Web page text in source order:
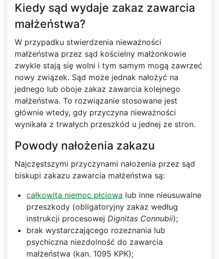
Kiedy sąd wydaje zakaz zawarcia
małżeństwa?
W przypadku stwierdzenia nieważności
małżeństwa przez sąd kościelny małżonkowie
zwykle stają się wolni i tym samym mogą zawrzeć
nowy związek. Sąd może jednak nałożyć na
jednego lub oboje zakaz zawarcia kolejnego
małżeństwa. To rozwiązanie stosowane jest
głównie wtedy, gdy przyczyna nieważności
wynikała z trwałych przeszkód u jednej ze stron.
Powody nałożenia zakazu
Najczęstszymi przyczynami nałożenia przez sąd
biskupi zakazu zawarcia małżeństwa są:
całkowita niemoc płciowa lub inne nieusuwalne
przeszkody (obligatoryjny zakaz według
instrukcji procesowej Dignitas Connubii);
brak wystarczającego rozeznania lub
psychiczna niezdolność do zawarcia
małżeństwa (kan. 1095 KPK);